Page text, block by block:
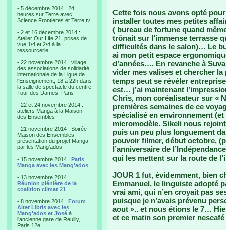
- 5 décembre 2014 : 24
heures sur Terre avec
Science Frontières et Terre.tv
- 2 et 16 décembre 2014 :
Atelier Our Life 21, prises de
vue 1/4 et 2/4 à la
ressourcerie
- 22 novembre 2014 : village
des associations de solidarité
internationale de la Ligue de
l'Enseignement, 18 à 22h dans
la salle de spectacle du centre
Tour des Dames, Paris
- 22 et 24 novembre 2014 :
ateliers Manga à la Maison
des Ensembles
- 21 novembre 2014 : Soirée
Maison des Ensembles,
présentation du projet Manga
par les Mang'ados
- 15 novembre 2014 : Paris
Manga avec les Mang'ados
- 13 novembre 2014 :
Réunion plénière de la
coalition climat 21
- 8 novembre 2014 : Forum
Alter Libris avec les
Mang'ados et José à
l'ancienne gare de Reuilly,
Paris 12e
Cette fois nous avons opté
installer toutes mes petites
( bureau de fortune quand
trônait sur l’immense terrasse
difficultés dans le salon)… Le
ai mon petit espace
d’années…. En revanche à
vider mes valises et chercher
temps peut se révéler
est… j’ai maintenant
Chris, mon coréalisateur sur «
premières semaines de ce
spécialisé en environnement
micromodèle. Sikeli nous
puis un peu plus longuement
pouvoir filmer, début octobre,
l’anniversaire de
qui les mettent sur la route de
JOUR 1 fut, évidemment, bien
Emmanuel, le linguiste adopté
vrai ami, qui n’en croyait pas
puisque je n’avais prévenu
aout ».. et nous étions le 7…
et ce matin son premier